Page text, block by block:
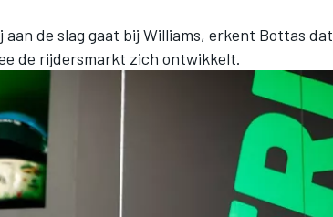
de slag gaat bij Williams, erkent Bottas dat
de rijdersmarkt zich ontwikkelt.